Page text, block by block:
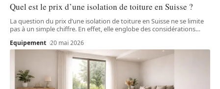
Quel est le prix d’une isolation de toiture en Suisse ?
La question du prix d’une isolation de toiture en Suisse ne se limite
pas à un simple chiffre. En effet, elle englobe des considérations…
Equipement 20 mai 2026